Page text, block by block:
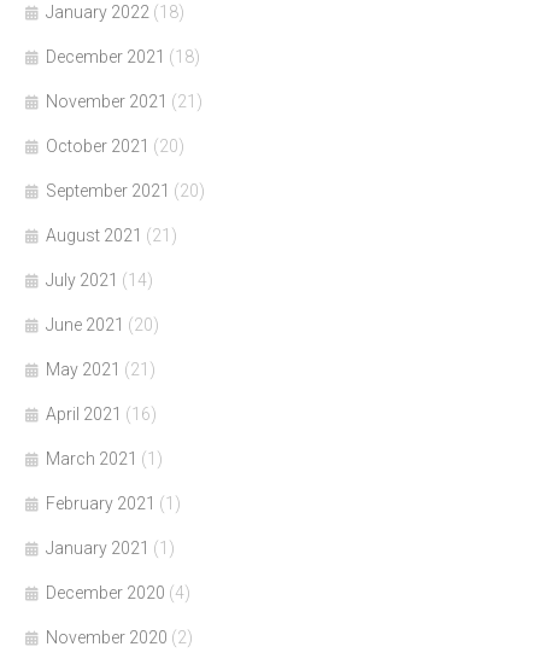
January 2022 (18)
December 2021 (18)
November 2021 (21)
October 2021 (20)
September 2021 (20)
August 2021 (21)
July 2021 (14)
June 2021 (20)
May 2021 (21)
April 2021 (16)
March 2021 (1)
February 2021 (1)
January 2021 (1)
December 2020 (4)
November 2020 (2)